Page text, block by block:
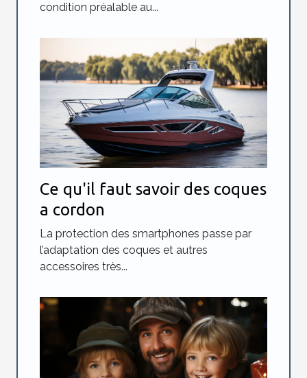
condition préalable au...
Ce qu'il faut savoir des coques
a cordon
La protection des smartphones passe par
l’adaptation des coques et autres
accessoires très...